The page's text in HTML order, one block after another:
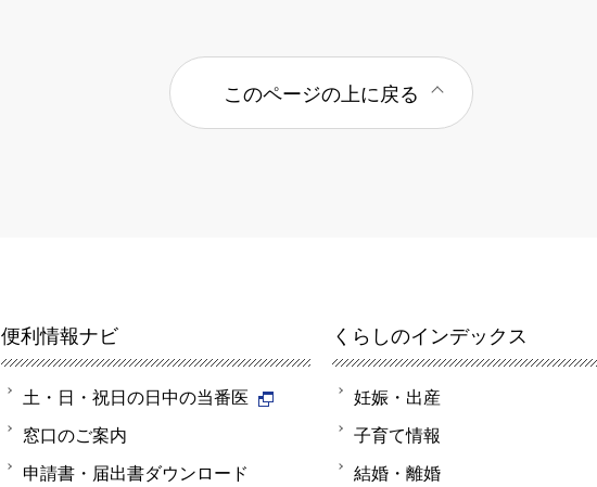
このページの上に戻る
便利情報ナビ
土・日・祝日の日中の当番医
窓口のご案内
申請書・届出書ダウンロード
くらしのインデックス
妊娠・出産
子育て情報
結婚・離婚